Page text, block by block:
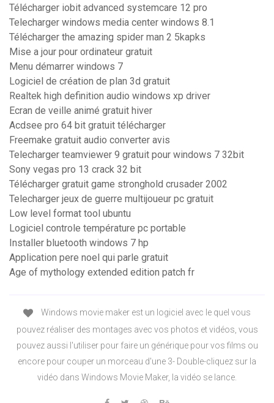
Télécharger iobit advanced systemcare 12 pro
Telecharger windows media center windows 8.1
Télécharger the amazing spider man 2 5kapks
Mise a jour pour ordinateur gratuit
Menu démarrer windows 7
Logiciel de création de plan 3d gratuit
Realtek high definition audio windows xp driver
Ecran de veille animé gratuit hiver
Acdsee pro 64 bit gratuit télécharger
Freemake gratuit audio converter avis
Telecharger teamviewer 9 gratuit pour windows 7 32bit
Sony vegas pro 13 crack 32 bit
Télécharger gratuit game stronghold crusader 2002
Telecharger jeux de guerre multijoueur pc gratuit
Low level format tool ubuntu
Logiciel controle température pc portable
Installer bluetooth windows 7 hp
Application pere noel qui parle gratuit
Age of mythology extended edition patch fr
Windows movie maker est un logiciel avec le quel vous
pouvez réaliser des montages avec vos photos et vidéos, vous
pouvez aussi l'utiliser pour faire un générique pour vos films ou
encore pour couper un morceau d'une 3- Double-cliquez sur la
vidéo dans Windows Movie Maker, la vidéo se lance.